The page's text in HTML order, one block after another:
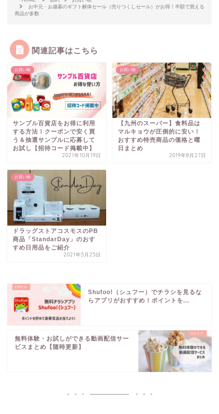
お中元・お歳暮のギフト解体セール（売りつくしセール）がお得！半額で買える
商品が多数
関連記事はこちら
お買い物
サンプル百貨店をお得に利用
する方法！クーポンで安く買
う＆抽選サンプルに応募して
お試し【招待コード掲載中】
2021年10月19日
お買い物
【九州のスーパー】食料品は
マルキョウが圧倒的に安い！
おすすめ特売商品の価格と曜
日まとめ
2019年8月27日
お買い物
ドラッグストアコスモスのPB
商品「StandarDay」のおす
すめ日用品をご紹介
2021年5月25日
Shufoo!（シュフー）でチラシを見るな
らアプリがおすすめ！ポイントを...
無料体験・お試しができる動画配信サー
ビスまとめ【随時更新】